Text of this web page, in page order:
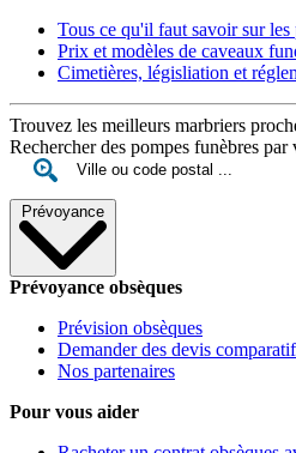
Tous ce qu'il faut savoir sur les
Prix et modèles de caveaux
Cimetières, législiation et
Trouvez les meilleurs marbriers
Rechercher des pompes funèbres
Prévoyance
Prévoyance obsèques
Prévision obsèques
Demander des devis
Nos partenaires
Pour vous aider